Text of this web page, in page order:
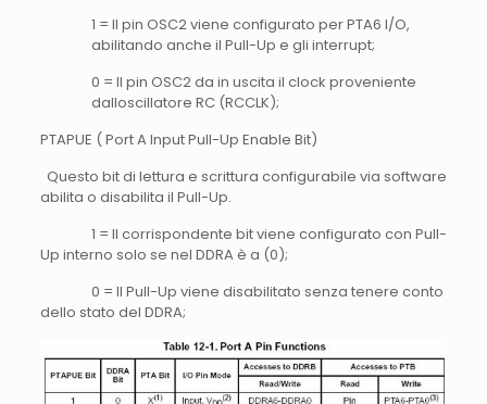
1 = Il pin OSC2 viene configurato per PTA6 I/O,
abilitando anche il Pull-Up e gli interrupt;
0 = Il pin OSC2 da in uscita il clock proveniente
dalloscillatore RC (RCCLK);
PTAPUE ( Port A Input Pull-Up Enable Bit)
Questo bit di lettura e scrittura configurabile via software
abilita o disabilita il Pull-Up.
1 = Il corrispondente bit viene configurato con Pull-
Up interno solo se nel DDRA è a (0);
0 = Il Pull-Up viene disabilitato senza tenere conto
dello stato del DDRA;